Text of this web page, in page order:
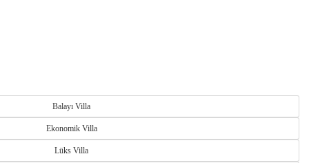
olanaklarıyla her yıl binlerce turisti ağırlar.
Balayı Villa
Ekonomik Villa
Lüks Villa